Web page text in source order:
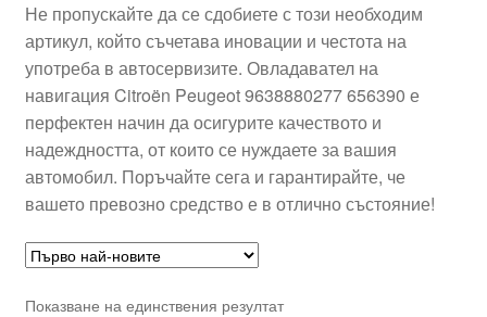
Разгледайте
Транспорт
Не пропускайте да се сдобиете с този необходим
артикул, който съчетава иновации и честота на
употреба в автосервизите. Овладавател на
навигация Citroën Peugeot 9638880277 656390 е
перфектен начин да осигурите качеството и
надеждността, от които се нуждаете за вашия
автомобил. Поръчайте сега и гарантирайте, че
вашето превозно средство е в отлично състояние!
Показване на единствения резултат